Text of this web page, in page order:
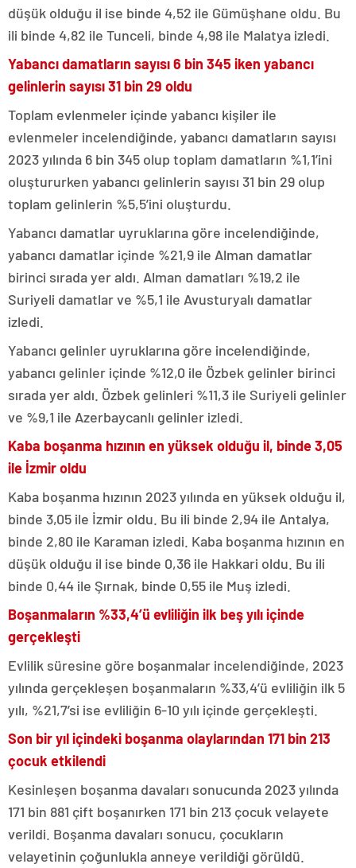
düşük olduğu il ise binde 4,52 ile Gümüşhane oldu. Bu
ili binde 4,82 ile Tunceli, binde 4,98 ile Malatya izledi.
Yabancı damatların sayısı 6 bin 345 iken yabancı
gelinlerin sayısı 31 bin 29 oldu
Toplam evlenmeler içinde yabancı kişiler ile
evlenmeler incelendiğinde, yabancı damatların sayısı
2023 yılında 6 bin 345 olup toplam damatların %1,1’ini
oluştururken yabancı gelinlerin sayısı 31 bin 29 olup
toplam gelinlerin %5,5’ini oluşturdu.
Yabancı damatlar uyruklarına göre incelendiğinde,
yabancı damatlar içinde %21,9 ile Alman damatlar
birinci sırada yer aldı. Alman damatları %19,2 ile
Suriyeli damatlar ve %5,1 ile Avusturyalı damatlar
izledi.
Yabancı gelinler uyruklarına göre incelendiğinde,
yabancı gelinler içinde %12,0 ile Özbek gelinler birinci
sırada yer aldı. Özbek gelinleri %11,3 ile Suriyeli gelinler
ve %9,1 ile Azerbaycanlı gelinler izledi.
Kaba boşanma hızının en yüksek olduğu il, binde 3,05
ile İzmir oldu
Kaba boşanma hızının 2023 yılında en yüksek olduğu il,
binde 3,05 ile İzmir oldu. Bu ili binde 2,94 ile Antalya,
binde 2,80 ile Karaman izledi. Kaba boşanma hızının en
düşük olduğu il ise binde 0,36 ile Hakkari oldu. Bu ili
binde 0,44 ile Şırnak, binde 0,55 ile Muş izledi.
Boşanmaların %33,4’ü evliliğin ilk beş yılı içinde
gerçekleşti
Evlilik süresine göre boşanmalar incelendiğinde, 2023
yılında gerçekleşen boşanmaların %33,4’ü evliliğin ilk 5
yılı, %21,7’si ise evliliğin 6-10 yılı içinde gerçekleşti.
Son bir yıl içindeki boşanma olaylarından 171 bin 213
çocuk etkilendi
Kesinleşen boşanma davaları sonucunda 2023 yılında
171 bin 881 çift boşanırken 171 bin 213 çocuk velayete
verildi. Boşanma davaları sonucu, çocukların
velayetinin çoğunlukla anneye verildiği görüldü.